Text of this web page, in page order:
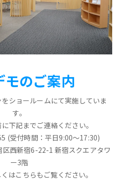
モのご案内
ショールームにて実施していま
す。
下記までご連絡ください。
(受付時間：平日9:00～17:30)
西新宿6-22-1 新宿スクエアタワ
ー3階
はこちらもご覧ください。